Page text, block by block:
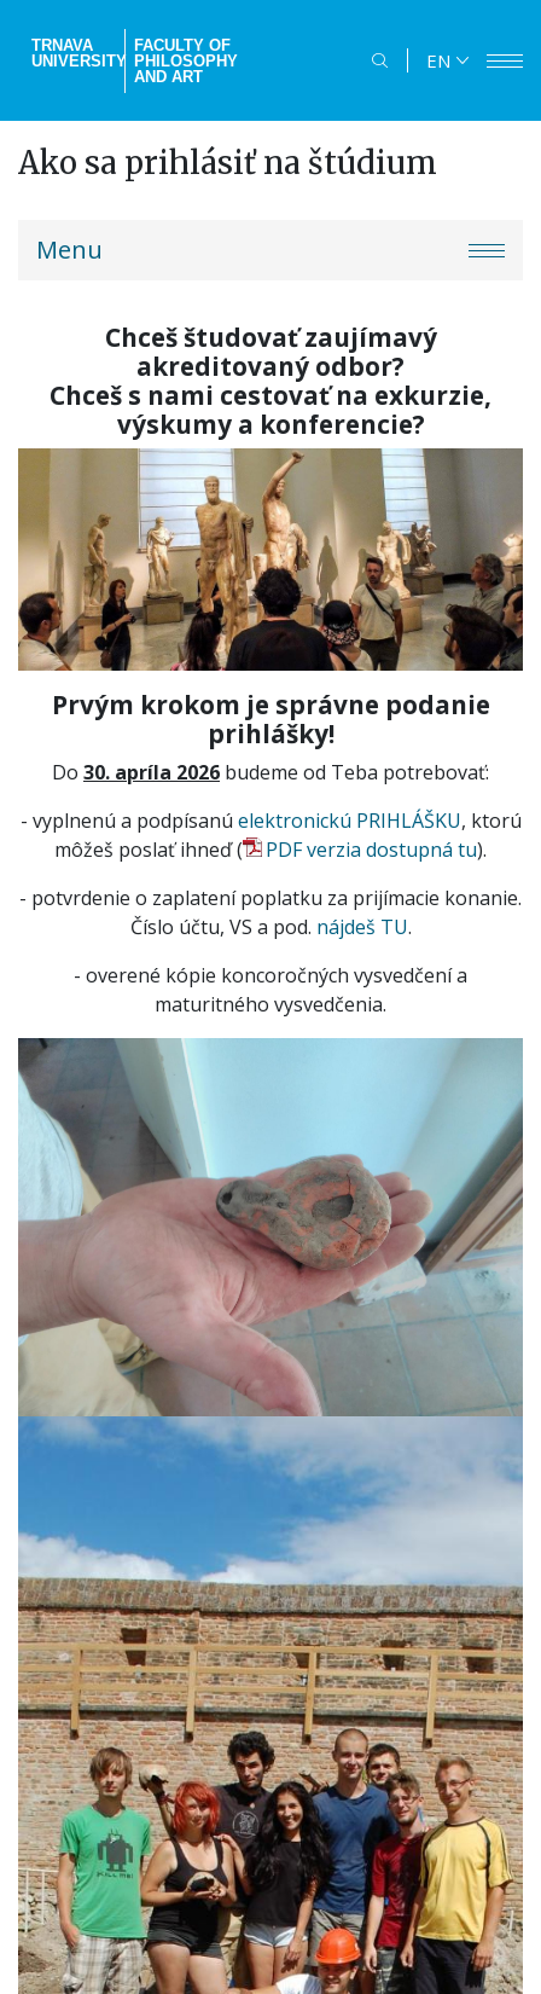
main
TRNAVA
UNIVERSITY
FACULTY OF
PHILOSOPHY
AND ART
EN
Ako sa prihlásiť na štúdium
truni-
Menu
Chceš študovať zaujímavý
akreditovaný odbor?
Chceš s nami cestovať na exkurzie,
výskumy a konferencie?
Prvým krokom je správne podanie
prihlášky!
Do 30. apríla 2026 budeme od Teba potrebovať:
- vyplnenú a podpísanú elektronickú PRIHLÁŠKU, ktorú
môžeš poslať ihneď (
PDF verzia dostupná tu).
- potvrdenie o zaplatení poplatku za prijímacie konanie.
Číslo účtu, VS a pod. nájdeš TU.
- overené kópie koncoročných vysvedčení a
maturitného vysvedčenia.